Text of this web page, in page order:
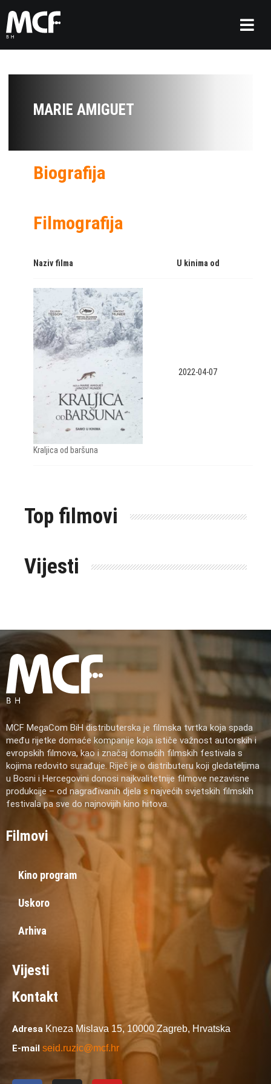
MARIE AMIGUET
Biografija
Filmografija
Naziv filma U kinima od
Kraljica od baršuna
2022-04-07
Top filmovi
Vijesti
MCF MegaCom BiH distributerska je filmska tvrtka koja spada
među rijetke domaće kompanije koja ističe važnost autorskih i
evropskih filmova, kao i značaj domaćih filmskih festivala s
kojima redovito surađuje. Riječ je o distributeru koji gledateljima
u Bosni i Hercegovini donosi najkvalitetnije filmove nezavisne
produkcije – od nagrađivanih djela s najvećih svjetskih filmskih
festivala pa sve do najnovijih kino hitova.
Filmovi
Kino program
Uskoro
Arhiva
Vijesti
Kontakt
Adresa Kneza Mislava 15, 10000 Zagreb, Hrvatska
E-mail seid.ruzic@mcf.hr